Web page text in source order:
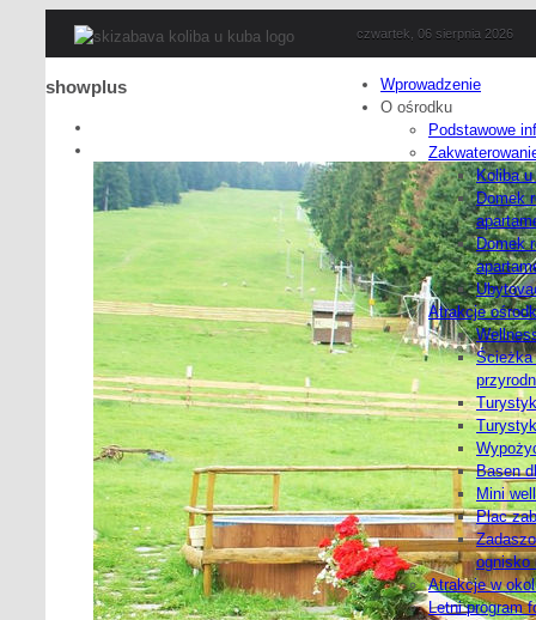
czwartek, 06 sierpnia 2026
showplus
Wprowadzenie
O ośrodku
Podstawowe
Koliba u
Domek
Domek
Atrakcje
Ścieżka
Basen
Mini
Plac
ognisko
Atrakcje w
Letni program